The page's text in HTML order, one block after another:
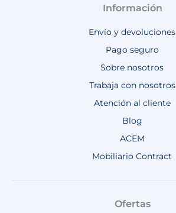
Información
Envío y devoluciones
Pago seguro
Sobre nosotros
Trabaja con nosotros
Atención al cliente
Blog
ACEM
Mobiliario Contract
Ofertas